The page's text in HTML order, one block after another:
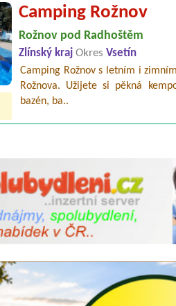
Camping Rožnov
Rožnov pod Radhoštěm
Zlínský krajOkres Vsetín
Camping Rožnov s letním i
Rožnova. Užijete si pěkná
bazén, ba..